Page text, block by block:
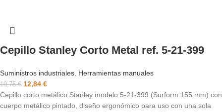
Cepillo Stanley Corto Metal ref. 5-21-399
Suministros industriales, Herramientas manuales
19,75€ 12,84 €
Cepillo corto metálico Stanley modelo 5-21-399 (Surform 155 mm) con
cuerpo metálico pintado, diseño ergonómico para uso con una sola